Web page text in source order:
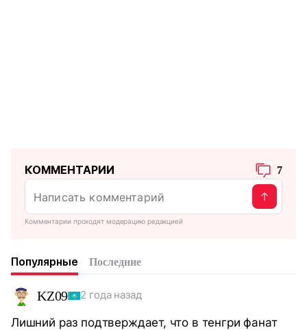
КОММЕНТАРИИ 7
Комментарии проходят модерацию редакцией
Популярные Последние
KZ09 2 года назад
Лишний раз подтверждает, что в тенгри фанат